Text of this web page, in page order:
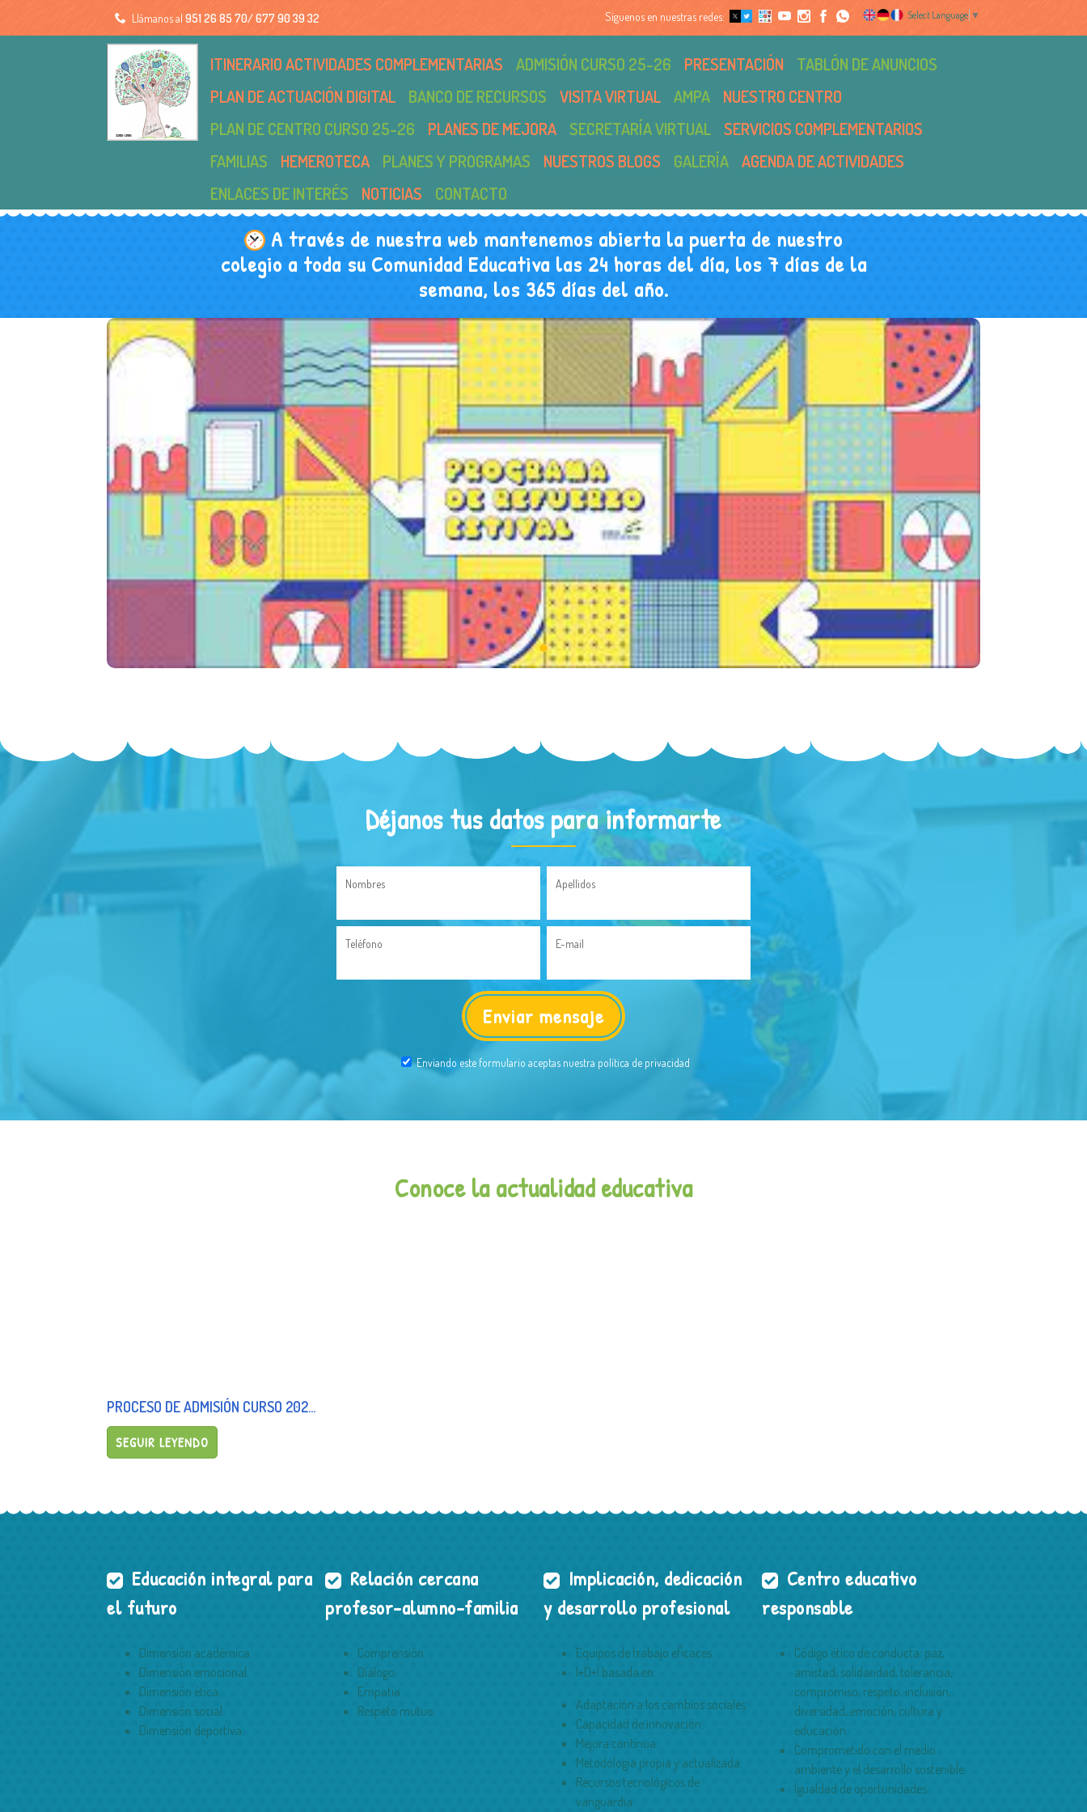
Llámanos al 951 26 85 70/ 677 90 39 32 Síguenos en nuestras redes: Select Language ▼
ITINERARIO ACTIVIDADES COMPLEMENTARIAS ADMISIÓN CURSO 25-26 PRESENTACIÓN
TABLÓN DE ANUNCIOS
PLAN DE ACTUACIÓN DIGITAL
BANCO DE RECURSOS VISITA VIRTUAL AMPA
NUESTRO CENTRO
PLAN DE CENTRO CURSO 25-26
PLANES DE MEJORA SECRETARÍA VIRTUAL
SERVICIOS COMPLEMENTARIOS
FAMILIAS
HEMEROTECA PLANES Y PROGRAMAS NUESTROS BLOGS GALERÍA
AGENDA DE ACTIVIDADES
ENLACES DE INTERÉS
NOTICIAS CONTACTO
A través de nuestra web mantenemos abierta la puerta de nuestro
colegio a toda su Comunidad Educativa las 24 horas del día, los 7 días de la
semana, los 365 días del año.
Déjanos tus datos para informarte
Nombres Apellidos
Teléfono E-mail
Enviando este formulario aceptas nuestra política de privacidad
Conoce la actualidad educativa
PROCESO DE ADMISIÓN CURSO 2025/26
SEGUIR LEYENDO
Educación integral para
el futuro
Dimensión académica.
Dimensión emocional.
Dimensión ética.
Dimensión social.
Dimensión deportiva.
Relación cercana
profesor-alumno-familia
Comprensión.
Diálogo.
Empatía.
Respeto mutuo.
Implicación, dedicación
y desarrollo profesional
Equipos de trabajo eficaces.
I+D+I basada en:
Adaptación a los cambios sociales.
Capacidad de innovación.
Mejora continua.
Metodología propia y actualizada.
Recursos tecnológicos de
vanguardia.
Centro educativo
responsable
Código ético de conducta: paz,
amistad, solidaridad, tolerancia,
compromiso, respeto, inclusión,
diversidad, emoción, cultura y
educación.
Comprometido con el medio
ambiente y el desarrollo sostenible.
Igualdad de oportunidades.